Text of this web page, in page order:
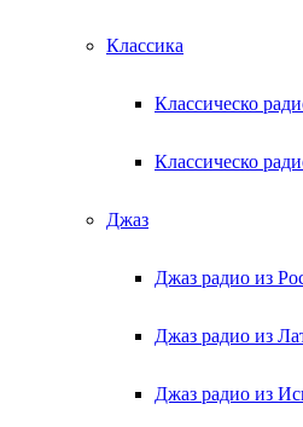
Классика
Классическо
Классическо
Джаз
Джаз радио из
Джаз радио из
Джаз радио из